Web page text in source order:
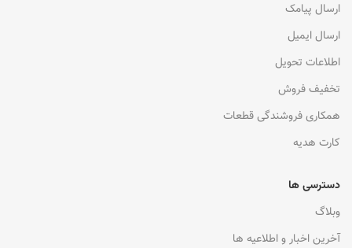
ارسال پیامک
ارسال ایمیل
اطلاعات تحویل
تخفیف فروش
همکاری فروشندگی قطعات
کارت هدیه
دسترسی ها
وبلاگ
آخرین اخبار و اطلاعیه ها